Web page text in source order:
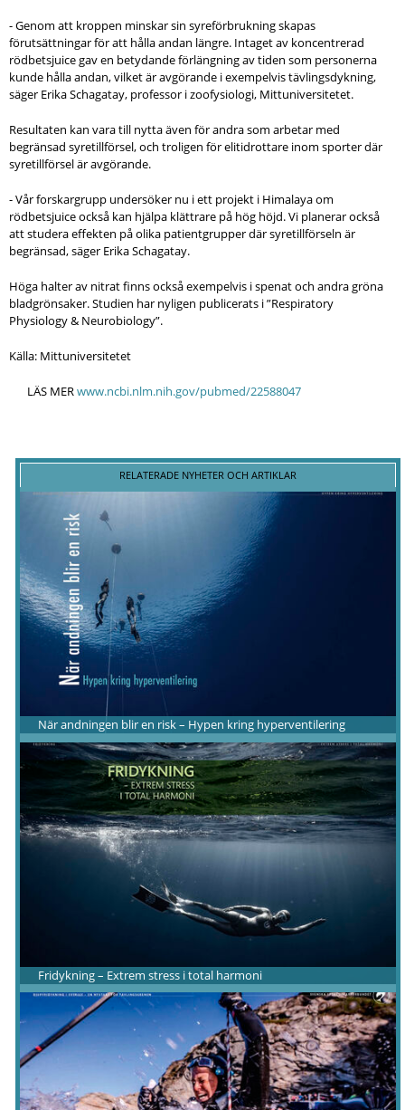
- Genom att kroppen minskar sin syreförbrukning skapas
förutsättningar för att hålla andan längre. Intaget av koncentrerad
rödbetsjuice gav en betydande förlängning av tiden som personerna
kunde hålla andan, vilket är avgörande i exempelvis tävlingsdykning,
säger Erika Schagatay, professor i zoofysiologi, Mittuniversitetet.
Resultaten kan vara till nytta även för andra som arbetar med
begränsad syretillförsel, och troligen för elitidrottare inom sporter där
syretillförsel är avgörande.
- Vår forskargrupp undersöker nu i ett projekt i Himalaya om
rödbetsjuice också kan hjälpa klättrare på hög höjd. Vi planerar också
att studera effekten på olika patientgrupper där syretillförseln är
begränsad, säger Erika Schagatay.
Höga halter av nitrat finns också exempelvis i spenat och andra gröna
bladgrönsaker. Studien har nyligen publicerats i ”Respiratory
Physiology & Neurobiology”.
Källa: Mittuniversitetet
LÄS MERwww.ncbi.nlm.nih.gov/pubmed/22588047
RELATERADE NYHETER OCH ARTIKLAR
När andningen blir en risk – Hypen kring hyperventilering
Fridykning – Extrem stress i total harmoni